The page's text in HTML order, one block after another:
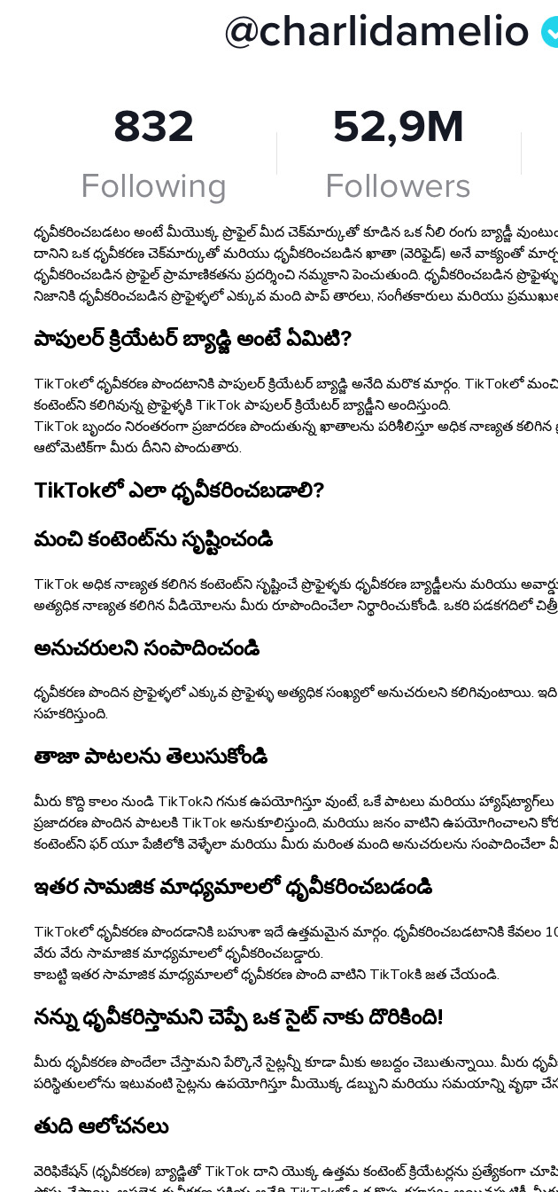
ధృవీకరించబడటం అంటే మీయొక్క ప్రొఫైల్ మీద చెక్‌మార్కుతో కూడిన ఒక నీలి రంగు బ్యాడ్జీ
దానిని ఒక ధృవీకరణ చెక్‌మార్కుతో మరియు ధృవీకరించబడిన ఖాతా (వెరిఫైడ్) అనే వాక్యంతో
ధృవీకరించబడిన ప్రొఫైల్ ప్రామాణికతను ప్రదర్శించి నమ్మకాని పెంచుతుంది. ధృవీకరించబడిన
నిజానికి ధృవీకరించబడిన ప్రొఫైళ్ళలో ఎక్కువ మంది పాప్ తారలు, సంగీతకారులు మరియు
పాపులర్ క్రియేటర్ బ్యాడ్జి అంటే ఏమిటి?
TikTokలో ధృవీకరణ పొందటానికి పాపులర్ క్రియేటర్ బ్యాడ్జి అనేది మరొక మార్గం. TikTokలో మంచి
కంటెంట్‌ని కలిగివున్న ప్రొఫైళ్ళకి TikTok పాపులర్ క్రియేటర్ బ్యాడ్జీని అందిస్తుంది.
TikTok బృందం నిరంతరంగా ప్రజాదరణ పొందుతున్న ఖాతాలను పరిశీలిస్తూ అధిక నాణ్యత
ఆటోమెటిక్‌గా మీరు దీనిని పొందుతారు.
TikTokలో ఎలా ధృవీకరించబడాలి?
మంచి కంటెంట్‌ను సృష్టించండి
TikTok అధిక నాణ్యత కలిగిన కంటెంట్‌ని సృష్టించే ప్రొఫైళ్ళకు ధృవీకరణ బ్యాడ్జీలను మరియు
అత్యధిక నాణ్యత కలిగిన వీడియోలను మీరు రూపొందించేలా నిర్థారించుకోండి. ఒకరి పడకగదిలో
అనుచరులని సంపాదించండి
ధృవీకరణ పొందిన ప్రొఫైళ్ళలో ఎక్కువ ప్రొఫైళ్ళు అత్యధిక సంఖ్యలో అనుచరులని కలిగివుంటాయి.
సహకరిస్తుంది.
తాజా పాటలను తెలుసుకోండి
మీరు కొద్ది కాలం నుండి TikTokని గనుక ఉపయోగిస్తూ వుంటే, ఒకే పాటలు మరియు
ప్రజాదరణ పొందిన పాటలకి TikTok అనుకూలిస్తుంది, మరియు జనం వాటిని
కంటెంట్‌ని ఫర్ యూ పేజీలోకి వెళ్ళేలా మరియు మీరు మరింత మంది అనుచరులను సంపాదించేలా
ఇతర సామజిక మాధ్యమాలలో ధృవీకరించబడండి
TikTokలో ధృవీకరణ పొందడానికి బహుశా ఇదే ఉత్తమమైన మార్గం. ధృవీకరించబడటానికి కేవలం
వేరు వేరు సామాజిక మాధ్యమాలలో ధృవీకరించబడ్డారు.
కాబట్టి ఇతర సామాజిక మాధ్యమాలలో ధృవీకరణ పొంది వాటిని TikTokకి జత చేయండి.
నన్ను ధృవీకరిస్తామని చెప్పే ఒక సైట్ నాకు దొరికింది!
మీరు ధృవీకరణ పొందేలా చేస్తామని పేర్కొనే సైట్లన్నీ కూడా మీకు అబద్దం చెబుతున్నాయి. మీరు
పరిస్థితులలోను ఇటువంటి సైట్లను ఉపయోగిస్తూ మీయొక్క డబ్బుని మరియు సమయాన్ని వృథా
తుది ఆలోచనలు
వెరిఫికేషన్ (ధృవీకరణ) బ్యాడ్జితో TikTok దాని యొక్క ఉత్తమ కంటెంట్ క్రియేటర్లను ప్రత్యేకంగా